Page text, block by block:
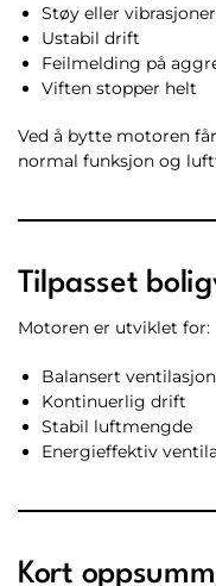
Støy eller vibrasjoner
Ustabil drift
Feilmelding på
Viften stopper helt
Ved å bytte motoren
normal funksjon og
Tilpasset
Motoren er utviklet for:
Balansert
Kontinuerlig drift
Stabil luftmengde
Energieffektiv
Kort